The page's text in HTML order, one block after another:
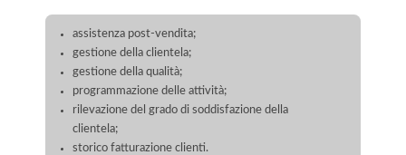
assistenza post-vendita;
gestione della clientela;
gestione della qualità;
programmazione delle attività;
rilevazione del grado di soddisfazione della
clientela;
storico fatturazione clienti.